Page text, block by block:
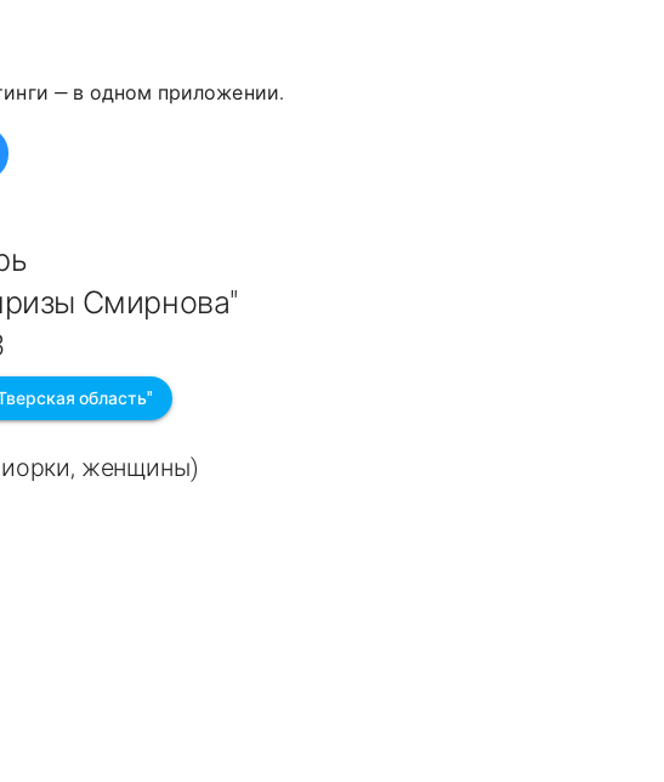
— в одном приложении.
Смирнова"
область"
женщины)